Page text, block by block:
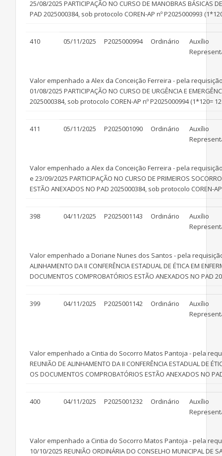
25/08/2025 PARTICIPAÇÃO NO CURSO DE MANOBRAS BÁSICAS
PAD 2025000384, sob protocolo COREN-AP nº P2025000993
410 05/11/2025 P2025000994 Ordinário
Auxílio
Valor empenhado a Alex da Conceição Ferreira - pela
01/08/2025 PARTICIPAÇÃO NO CURSO DE URGÊNCIA E
2025000384, sob protocolo COREN-AP nº P2025000994 (1*120=
411 05/11/2025 P2025001090 Ordinário
Auxílio
Valor empenhado a Alex da Conceição Ferreira - pela
e 23/09/2025 PARTICIPAÇÃO NO CURSO DE PRIMEIROS
ESTÃO ANEXADOS NO PAD 2025000384, sob protocolo COREN-
398 04/11/2025 P2025001143 Ordinário
Auxílio
Valor empenhado a Doriane Nunes dos Santos - pela
ALINHAMENTO DA II CONFERÊNCIA ESTADUAL DE ÉTICA EM
DOCUMENTOS COMPROBATÓRIOS ESTÃO ANEXADOS NO
399 04/11/2025 P2025001142 Ordinário
Auxílio
Valor empenhado a Cintia do Socorro Matos Pantoja - pela
REUNIÃO DE ALINHAMENTO DA II CONFERÊNCIA ESTADUAL DE
OS DOCUMENTOS COMPROBATÓRIOS ESTÃO ANEXADOS NO
400 04/11/2025 P2025001232 Ordinário
Auxílio
Valor empenhado a Cintia do Socorro Matos Pantoja - pela
10/10/2025 REUNIÃO ORDINÁRIA DO CONSELHO MUNICIPAL DE